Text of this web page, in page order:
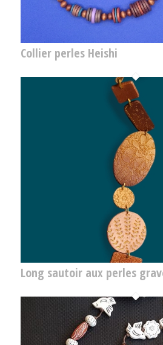
Collier perles Heishi
Long sautoir aux perles